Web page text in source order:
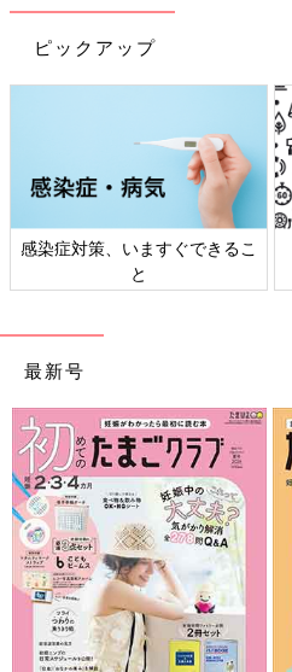
ピックアップ
日本外来小児科学会リーフレッ
ト検討会
最新号